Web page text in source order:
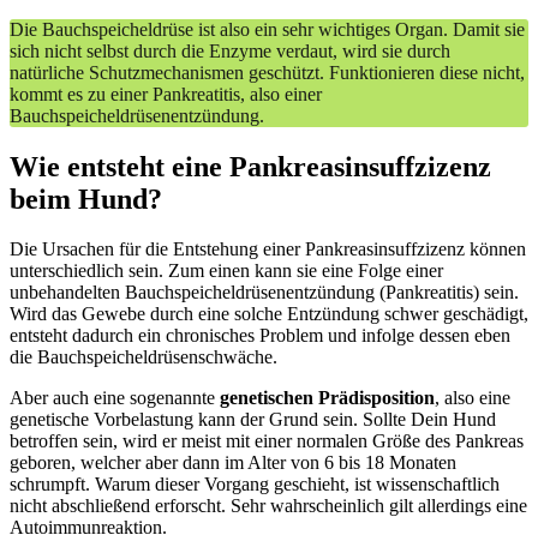
Die Bauchspeicheldrüse ist also ein sehr wichtiges Organ. Damit sie
sich nicht selbst durch die Enzyme verdaut, wird sie durch
natürliche Schutzmechanismen geschützt. Funktionieren diese nicht,
kommt es zu einer Pankreatitis, also einer
Bauchspeicheldrüsenentzündung.
Wie entsteht eine Pankreasinsuffzizenz
beim Hund?
Die Ursachen für die Entstehung einer Pankreasinsuffzizenz können
unterschiedlich sein. Zum einen kann sie eine Folge einer
unbehandelten Bauchspeicheldrüsenentzündung (Pankreatitis) sein.
Wird das Gewebe durch eine solche Entzündung schwer geschädigt,
entsteht dadurch ein chronisches Problem und infolge dessen eben
die Bauchspeicheldrüsenschwäche.
Aber auch eine sogenannte genetischen Prädisposition, also eine
genetische Vorbelastung kann der Grund sein. Sollte Dein Hund
betroffen sein, wird er meist mit einer normalen Größe des Pankreas
geboren, welcher aber dann im Alter von 6 bis 18 Monaten
schrumpft. Warum dieser Vorgang geschieht, ist wissenschaftlich
nicht abschließend erforscht. Sehr wahrscheinlich gilt allerdings eine
Autoimmunreaktion.